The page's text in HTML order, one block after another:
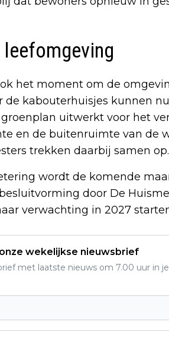
het moment om de
de kabouterhuisjes kunnen
uitwerkt voor het
en de buitenruimte van de
trekken daarbij samen op.
wordt de komende
door De
verwachting in 2027
wekelijkse nieuwsbrief
met laatste nieuws om 7.00 uur in